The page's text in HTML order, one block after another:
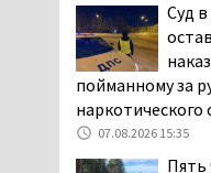
Суд
пойманному за
наркотического
07.08.2026 15:35
Пять